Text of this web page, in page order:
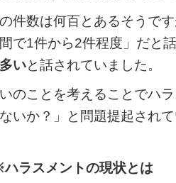
件数は何百とあるそうで
で1件から2件程度」だと
いと話されていました。
のことを考えることでハ
いか？」と問題提起されて
ラスメントの現状とは